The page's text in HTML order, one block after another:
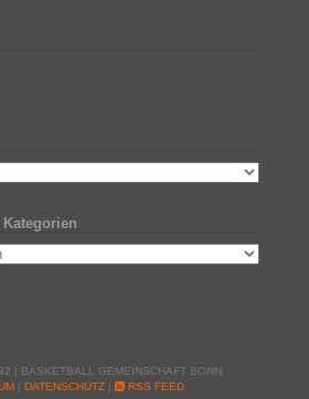
Kategorien
| BASKETBALL GEMEINSCHAFT BONN
| DATENSCHUTZ| RSS FEED